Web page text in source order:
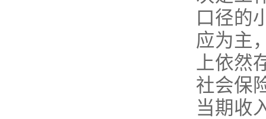
口径的
应为主
上依然
社会保
当期收